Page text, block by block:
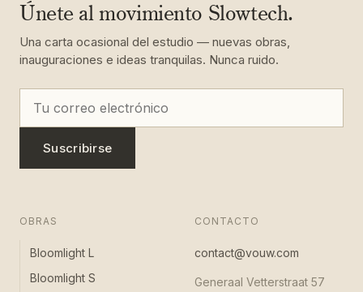
Únete al movimiento Slowtech.
Una carta ocasional del estudio — nuevas obras,
inauguraciones e ideas tranquilas. Nunca ruido.
Suscribirse
OBRAS
Bloomlight L
Bloomlight S
CONTACTO
contact@vouw.com
Generaal Vetterstraat 57